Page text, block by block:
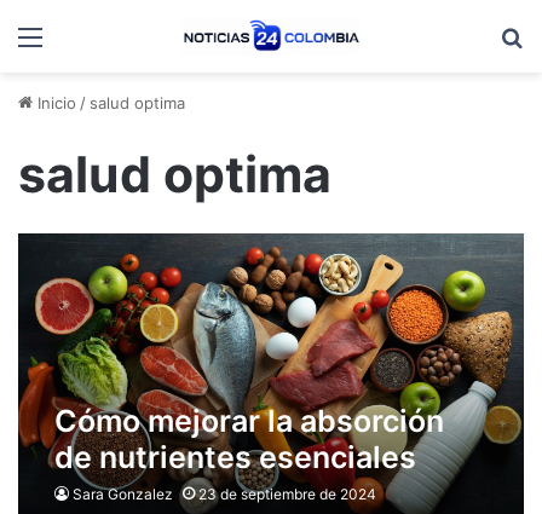
Menú
Inicio / salud optima
salud optima
Cómo mejorar la absorción
de nutrientes esenciales
para una salud óptima
Sara Gonzalez 23 de septiembre de 2024